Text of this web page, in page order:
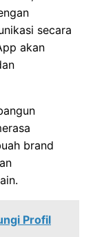
secara
akan
brand
Profil